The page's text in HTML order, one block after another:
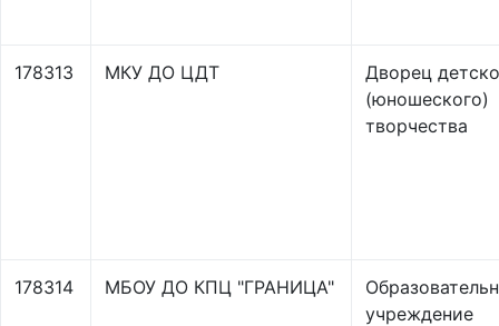
178313 МКУ ДО ЦДТ
Дворец
(юношеского)
творчества
178314 МБОУ ДО КПЦ "ГРАНИЦА"
учреждение